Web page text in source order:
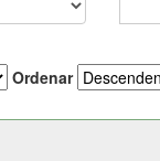
Ordenar